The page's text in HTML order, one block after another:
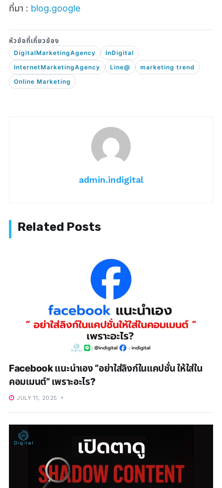
ที่มา : blog.google
DigitalMarketingAgency
InDigital
InternetMarketingAgency
Line@
marketing trend
Online Marketing
admin.indigital
Facebook แนะนำเอง “อย่าใส่ลิงก์ในแคปชั่น ให้ใส่ใน
คอมเมนต์” เพราะอะไร?
JULY 11, 2025